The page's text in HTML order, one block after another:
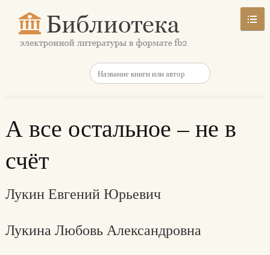
А все остальное – не в
счёт
Лукин Евгений Юрьевич
Лукина Любовь Александровна